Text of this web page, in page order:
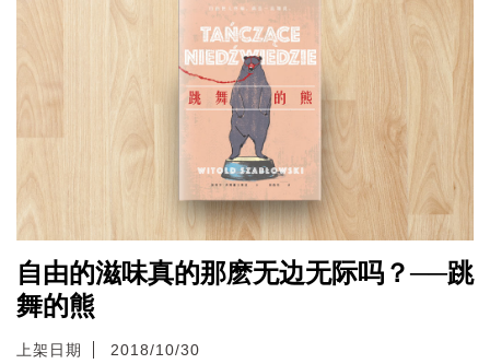
自由的滋味真的那麽无边无际吗？──跳
舞的熊
上架日期 2018/10/30